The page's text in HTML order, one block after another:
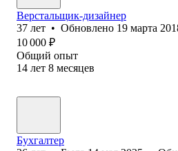
Верстальщик-дизайнер
37 лет • Обновлено 19 марта
10 000 ₽
Общий опыт
14 лет 8 месяцев
Бухгалтер